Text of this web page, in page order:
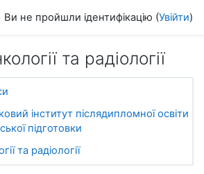
Ви не пройшли ідентифікацію (Увійти)
та радіології
інститут післядипломної освіти
підготовки
та радіології